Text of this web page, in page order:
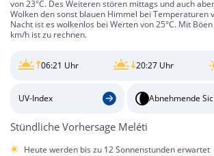
von 23°C. Des Weiteren stören mittags und auch
Wolken den sonst blauen Himmel bei Temperaturen
Nacht ist es wolkenlos bei Werten von 25°C. Mit
km/h ist zu rechnen.
06:21 Uhr 20:27 Uhr
UV-Index Abnehmende
Stündliche Vorhersage Meléti
Heute werden bis zu 12 Sonnenstunden erwartet